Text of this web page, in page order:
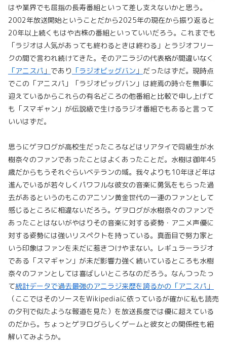
はや業界でも屈指の長寿番組といって差し支えないかと思う。
2002年放送開始ということだから2025年の現在から振り返ると
20年以上続くもはや古株の番組といっていいだろう。これまでも
「ラジオは人気があっても終わるときは終わる」とラジオフリー
クの間で言われ続けてきた。そのアニラジの代表格が間違いなく
「アニスパ」 であり 「ラジオビッグバン」 だったはずだ。現時点
でこの「アニスパ」「ラジオビッグバン」は終焉の時☆を無事に
迎えているからこれらの有名どころの他番組と比較で申し上げて
も「スマギャン」が伝説級で生けるラジオ番組でもあると言って
いいはずだ。
思うにゲヲログが高校生だったころなどはリアタイで同級生が水
樹奈々のファンであったことはよくあったことだ。水樹は御年45
歳だからもうそれぐらいベテランの域。我々よりも10年ほど年は
進んでいるが若々しくパワフルな彼女の音楽に勇気をもらった過
去があるというのもこのアニソン黄金世代の一連のファンとして
感じるところに相違ないだろう。ゲヲログが水樹奈々のファンで
あったことはないがやはりその音楽に対する姿勢・アニメ声優に
対する姿勢には強いリスペクトを持っている。真面目で努力家と
いう印象はファンを未だに惹きつけやまない。レギュラーラジオ
である「スマギャン」が未だ影響力強く続いているところも水樹
奈々のファンとしては喜ばしいところなのだろう。なんつったっ
て統計データで過去最強のアニラジ来歴を誇るかの「アニスパ」
（ここではそのソースをWikipediaに依っているが確かに私も読売
の夕刊で似たような報道を見た）を放送長度では優に超えている
のだから。ちょっとゲヲログらしくゲームと彼女との関係性も紐
解いてみようか。